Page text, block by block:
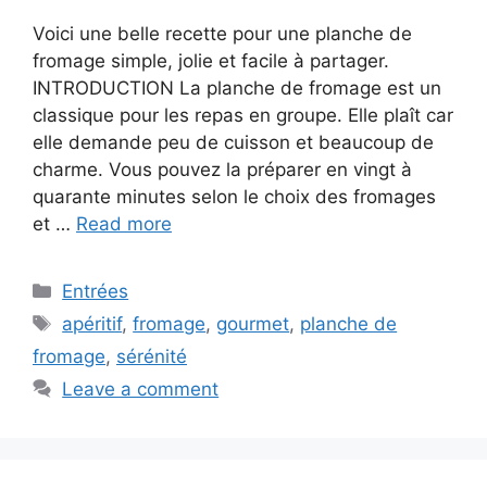
Voici une belle recette pour une planche de
fromage simple, jolie et facile à partager.
INTRODUCTION La planche de fromage est un
classique pour les repas en groupe. Elle plaît car
elle demande peu de cuisson et beaucoup de
charme. Vous pouvez la préparer en vingt à
quarante minutes selon le choix des fromages
et … Read more
Categories
Entrées
Tags
apéritif,fromage, gourmet, planche de
fromage, sérénité
Leave a comment